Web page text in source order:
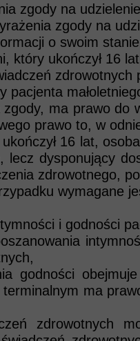
zgody na
zgody na
o swoim
który ukończył 16
zdrowotnych
pacjenta
zgody, ma prawo
prawo to, w
ukończył 16 lat,
lecz dysponujący
wymagane
i godności
poszanowania
godności
ma
zdrowotnych